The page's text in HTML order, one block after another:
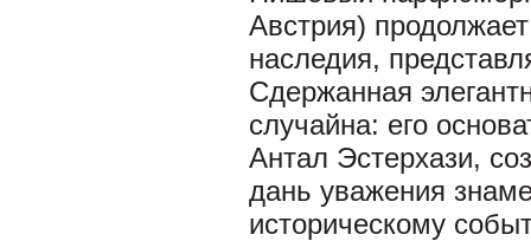
Австрия)
наследия,
Сдержанная
случайна: его
Антал Эстерхази,
дань уважения
историческому